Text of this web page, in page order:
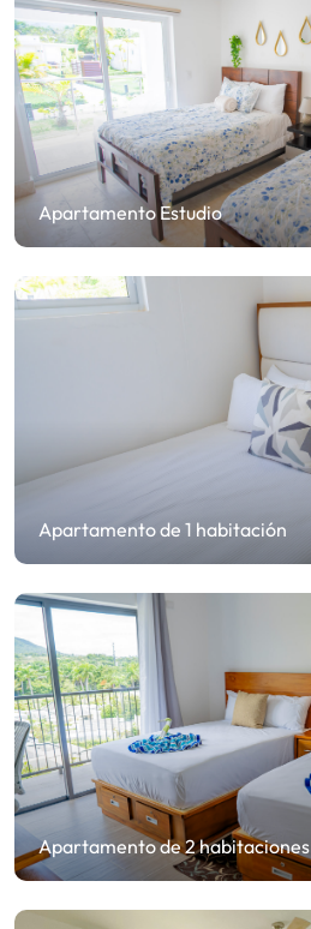
Apartamento Estudio
Apartamento de 1 habitación
Apartamento de 2 habitaciones